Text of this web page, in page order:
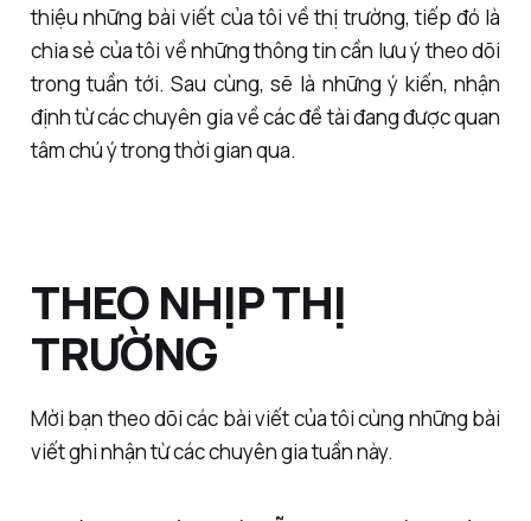
thiệu những bài viết của tôi về thị trường, tiếp đó là
chia sẻ của tôi về những thông tin cần lưu ý theo dõi
trong tuần tới. Sau cùng, sẽ là những ý kiến, nhận
định từ các chuyên gia về các đề tài đang được quan
tâm chú ý trong thời gian qua.
THEO NHỊP THỊ
TRƯỜNG
Mời bạn theo dõi các bài viết của tôi cùng những bài
viết ghi nhận từ các chuyên gia tuần này.